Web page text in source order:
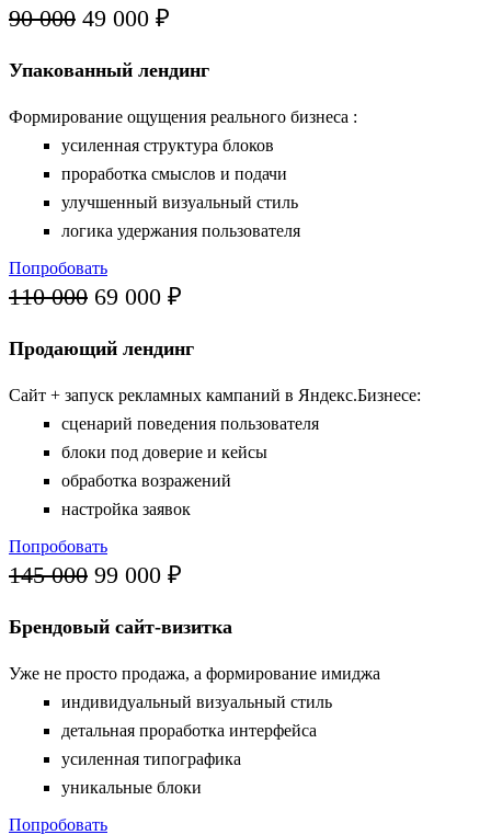
90 000 49 000 ₽
Упакованный лендинг
Формирование ощущения реального бизнеса :
усиленная структура блоков
проработка смыслов и подачи
улучшенный визуальный стиль
логика удержания пользователя
Попробовать
110 000 69 000 ₽
Продающий лендинг
Сайт + запуск рекламных кампаний в Яндекс.Бизнесе:
сценарий поведения пользователя
блоки под доверие и кейсы
обработка возражений
настройка заявок
Попробовать
145 000 99 000 ₽
Брендовый сайт-визитка
Уже не просто продажа, а формирование имиджа
индивидуальный визуальный стиль
детальная проработка интерфейса
усиленная типографика
уникальные блоки
Попробовать